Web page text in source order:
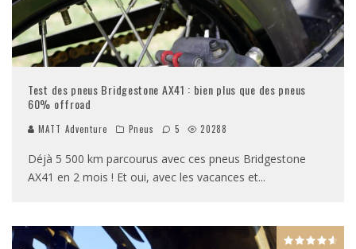
Test des pneus Bridgestone AX41 : bien plus que des pneus
60% offroad
MATT Adventure Pneus 5 20288
Déjà 5 500 km parcourus avec ces pneus Bridgestone
AX41 en 2 mois ! Et oui, avec les vacances et...